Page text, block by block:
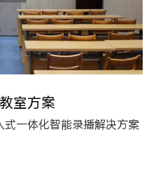
室方案
一体化智能录播解决方案